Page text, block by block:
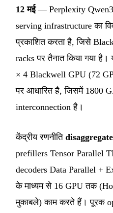
12 मई— Perplexity
serving infrastructure का
प्रकाशित करता है, जिसे
racks पर तैनात किया गया
× 4 Blackwell GPU (72
पर आधारित है, जिसमें 1800
interconnection है।
केंद्रीय रणनीति
prefillers Tensor Parallel
decoders Data Parallel +
के माध्यम से 16 GPU तक
मुकाबले) काम करते हैं। पूरक